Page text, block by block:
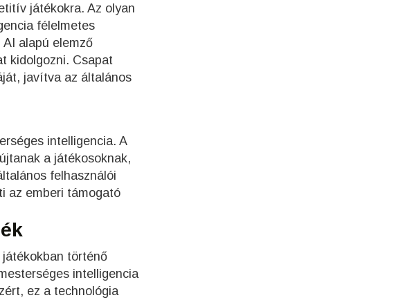
játékokra. Az olyan
félelmetes
alapú elemző
kidolgozni. Csapat
javítva az általános
intelligencia. A
a játékosoknak,
felhasználói
az emberi támogató
történő
intelligencia
ez a technológia